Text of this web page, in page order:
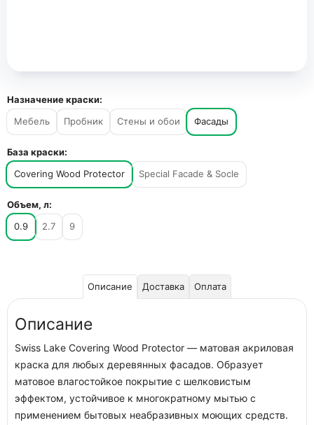
Назначение краски:
Мебель
Пробник Стены и обои Фасады
База краски:
Covering Wood Protector
Special Facade & Socle
Объем, л:
0.9
2.7 9
Описание Доставка Оплата
Описание
Swiss Lake Covering Wood Protector — матовая акриловая
краска для любых деревянных фасадов. Образует
матовое влагостойкое покрытие с шелковистым
эффектом, устойчивое к многократному мытью с
применением бытовых неабразивных моющих средств.